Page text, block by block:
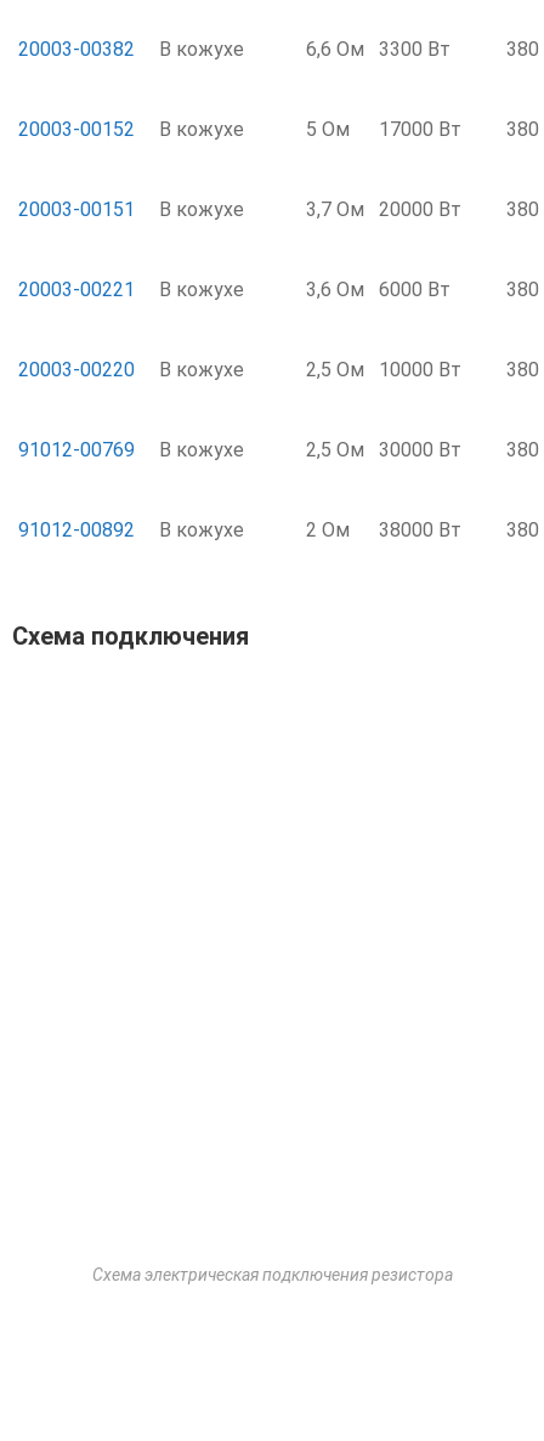
20003-00382 В кожухе 6,6 Ом 3300 Вт 380
20003-00152 В кожухе 5 Ом 17000 Вт 380
20003-00151 В кожухе 3,7 Ом 20000 Вт 380
20003-00221 В кожухе 3,6 Ом 6000 Вт 380
20003-00220 В кожухе 2,5 Ом 10000 Вт 380
91012-00769 В кожухе 2,5 Ом 30000 Вт 380
91012-00892 В кожухе 2 Ом 38000 Вт 380
Схема подключения
Схема электрическая подключения резистора